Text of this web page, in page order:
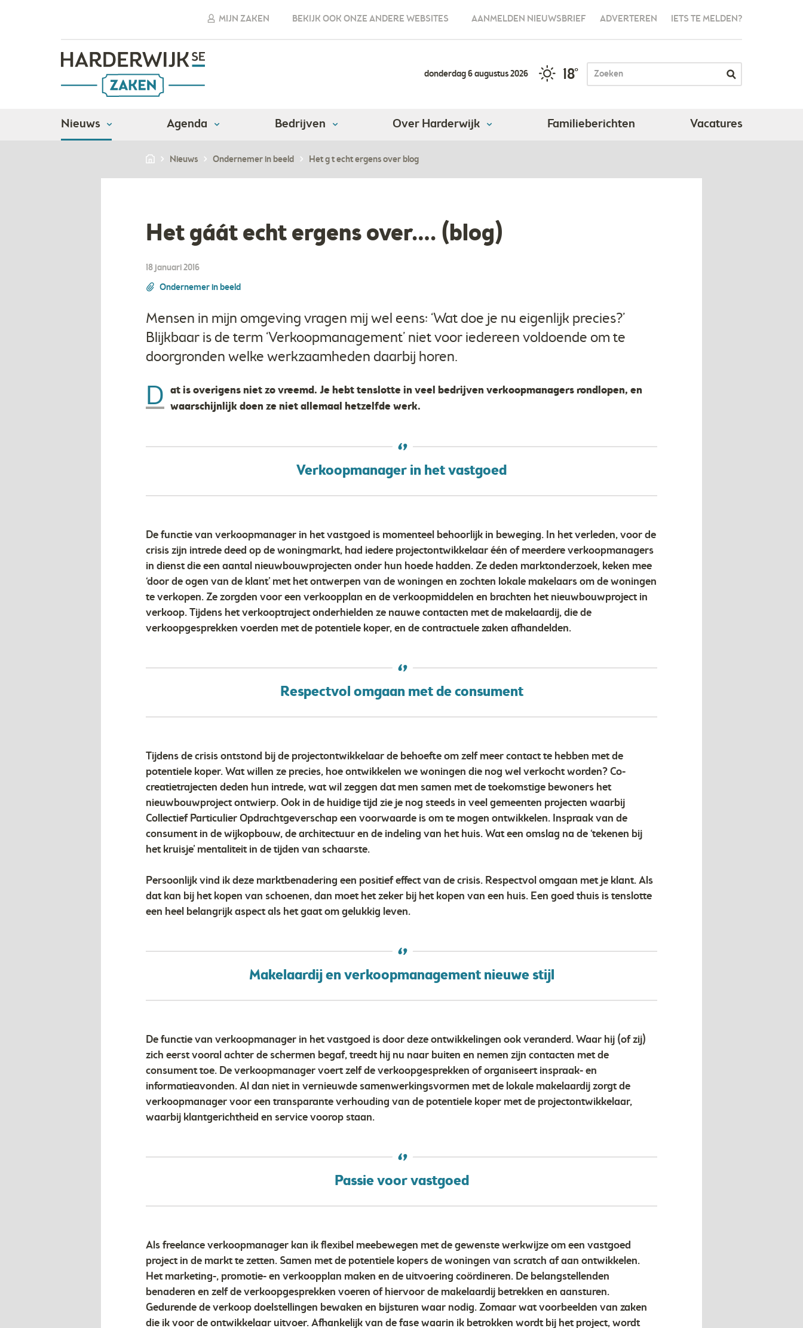
MIJN ZAKEN BEKIJK OOK ONZE ANDERE WEBSITES AANMELDEN NIEUWSBRIEF ADVERTEREN IETS TE MELDEN?
donderdag 6 augustus 2026 18°
Nieuws Agenda Bedrijven Over Harderwijk Familieberichten Vacatures
Nieuws Ondernemer in beeld Het g t echt ergens over blog
Het gáát echt ergens over…. (blog)
18 januari 2016
Ondernemer in beeld
Mensen in mijn omgeving vragen mij wel eens: ‘Wat doe je nu eigenlijk precies?’
Blijkbaar is de term ‘Verkoopmanagement’ niet voor iedereen voldoende om te
doorgronden welke werkzaamheden daarbij horen.
D at is overigens niet zo vreemd. Je hebt tenslotte in veel bedrijven verkoopmanagers rondlopen, en
waarschijnlijk doen ze niet allemaal hetzelfde werk.
Verkoopmanager in het vastgoed
De functie van verkoopmanager in het vastgoed is momenteel behoorlijk in beweging. In het verleden, voor de
crisis zijn intrede deed op de woningmarkt, had iedere projectontwikkelaar één of meerdere verkoopmanagers
in dienst die een aantal nieuwbouwprojecten onder hun hoede hadden. Ze deden marktonderzoek, keken mee
‘door de ogen van de klant’ met het ontwerpen van de woningen en zochten lokale makelaars om de woningen
te verkopen. Ze zorgden voor een verkoopplan en de verkoopmiddelen en brachten het nieuwbouwproject in
verkoop. Tijdens het verkooptraject onderhielden ze nauwe contacten met de makelaardij, die de
verkoopgesprekken voerden met de potentiele koper, en de contractuele zaken afhandelden.
Respectvol omgaan met de consument
Tijdens de crisis ontstond bij de projectontwikkelaar de behoefte om zelf meer contact te hebben met de
potentiele koper. Wat willen ze precies, hoe ontwikkelen we woningen die nog wel verkocht worden? Co-
creatietrajecten deden hun intrede, wat wil zeggen dat men samen met de toekomstige bewoners het
nieuwbouwproject ontwierp. Ook in de huidige tijd zie je nog steeds in veel gemeenten projecten waarbij
Collectief Particulier Opdrachtgeverschap een voorwaarde is om te mogen ontwikkelen. Inspraak van de
consument in de wijkopbouw, de architectuur en de indeling van het huis. Wat een omslag na de ‘tekenen bij
het kruisje’ mentaliteit in de tijden van schaarste.
Persoonlijk vind ik deze marktbenadering een positief effect van de crisis. Respectvol omgaan met je klant. Als
dat kan bij het kopen van schoenen, dan moet het zeker bij het kopen van een huis. Een goed thuis is tenslotte
een heel belangrijk aspect als het gaat om gelukkig leven.
Makelaardij en verkoopmanagement nieuwe stijl
De functie van verkoopmanager in het vastgoed is door deze ontwikkelingen ook veranderd. Waar hij (of zij)
zich eerst vooral achter de schermen begaf, treedt hij nu naar buiten en nemen zijn contacten met de
consument toe. De verkoopmanager voert zelf de verkoopgesprekken of organiseert inspraak- en
informatieavonden. Al dan niet in vernieuwde samenwerkingsvormen met de lokale makelaardij zorgt de
verkoopmanager voor een transparante verhouding van de potentiele koper met de projectontwikkelaar,
waarbij klantgerichtheid en service voorop staan.
Passie voor vastgoed
Als freelance verkoopmanager kan ik flexibel meebewegen met de gewenste werkwijze om een vastgoed
project in de markt te zetten. Samen met de potentiele kopers de woningen van scratch af aan ontwikkelen.
Het marketing-, promotie- en verkoopplan maken en de uitvoering coördineren. De belangstellenden
benaderen en zelf de verkoopgesprekken voeren of hiervoor de makelaardij betrekken en aansturen.
Gedurende de verkoop doelstellingen bewaken en bijsturen waar nodig. Zomaar wat voorbeelden van zaken
die ik voor de ontwikkelaar uitvoer. Afhankelijk van de fase waarin ik betrokken wordt bij het project, wordt